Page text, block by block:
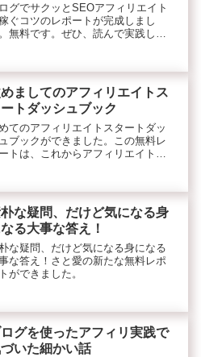
グでサクッとSEOアフィリエイト
ぐコツのレポートが完成しまし
無料です。ぜひ、読んで実践して
ログでサクッと稼ぐコツをメイン
いています。ブログやサイトを...
ましてのアフィリエイトス
トダッシュブック
てのアフィリエイトスタートダッ
ブックができました。この無料レ
トは、これからアフィリエイトを
ートダッシュ方法などです。
な疑問、だけど気になる身
る大事な答え！
な疑問、だけど気になる身になる
な答え！さと愛の新たな無料レポ
ができました。
グを使ったアフィリ実践で
いた細かい話